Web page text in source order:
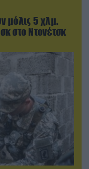
μόλις 5 χλμ.
στο Ντονέτσκ